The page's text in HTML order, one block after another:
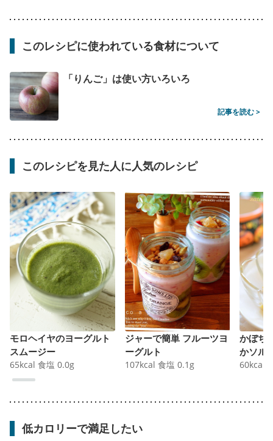
このレシピに使われている食材について
「りんご」は使い方いろいろ
記事を読む >
このレシピを見た人に人気のレシピ
モロヘイヤのヨーグルト
スムージー
65kcal 食塩 0.0g
ジャーで簡単 フルーツヨ
ーグルト
107kcal 食塩 0.1 g
かぼち
かソル
60kcal
低カロリーで満足したい